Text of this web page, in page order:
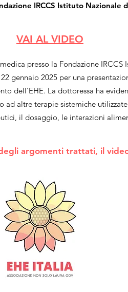
IRCCS Istituto Nazionale
presso la Fondazione
gennaio 2025 per una
dell'EHE. La dottoressa ha
ad altre terapie sistemiche
il dosaggio, le interazioni
VAI AL VIDEO
argomenti trattati, il